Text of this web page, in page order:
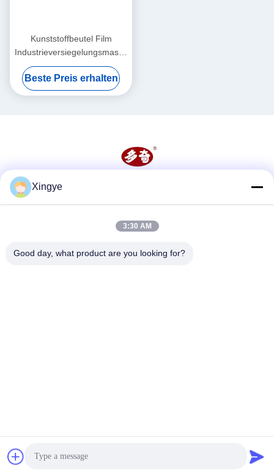
Kunststoffbeutel Film
Industrieversiegelungsmaschine
6mm kontinuierliche
Wärmesiegelungsmaschine
Beste Preis erhalten
Equipment Co., Ltd. - Alle. Alle Rechte vorbehalten.
Xingye
3:30 AM
Good day, what product are you looking for?